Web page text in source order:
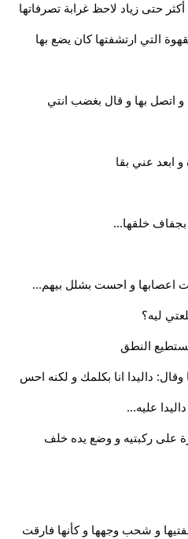
حتى زياد لاحظ غرابة تصرفاتها
التي ارتشفتها كان يضع بها
اتصل بها و قال بغضب انتي
ابعد عني بقا
خلقها...
اعصابها و احست بشلل بيهم...
ليه؟
النطق
داليدا انا بكلمك و لكنه احس
عليه...
على ركبتيه و وضع يده خلف
و شحب وجهها و كأنها فارقت